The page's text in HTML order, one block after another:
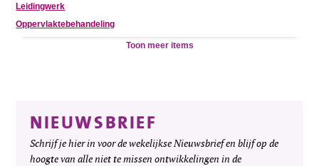
Leidingwerk
Oppervlaktebehandeling
Toon meer items
NIEUWSBRIEF
Schrijf je hier in voor de wekelijkse Nieuwsbrief en blijf op de
hoogte van alle niet te missen ontwikkelingen in de